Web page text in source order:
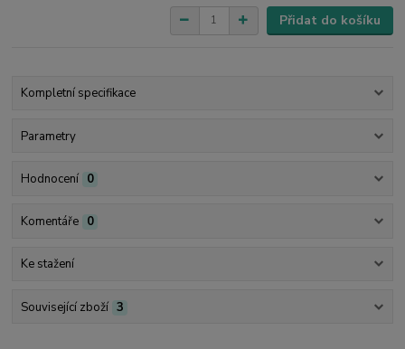
Přidat do košíku
Kompletní specifikace
Parametry
Hodnocení 0
Komentáře 0
Ke stažení
Související zboží 3